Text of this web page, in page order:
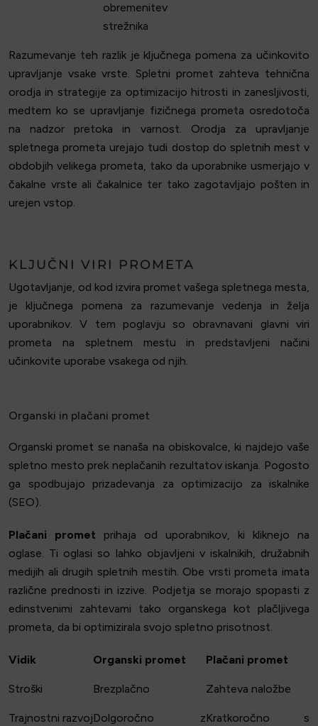
obremenitev
strežnika
Razumevanje teh razlik je ključnega pomena za učinkovito
upravljanje vsake vrste. Spletni promet zahteva tehnična
orodja in strategije za optimizacijo hitrosti in zanesljivosti,
medtem ko se upravljanje fizičnega prometa osredotoča
na nadzor pretoka in varnost. Orodja za upravljanje
spletnega prometa urejajo tudi dostop do spletnih mest v
obdobjih velikega prometa, tako da uporabnike usmerjajo v
čakalne vrste ali čakalnice ter tako zagotavljajo pošten in
urejen vstop.
KLJUČNI VIRI PROMETA
Ugotavljanje, od kod izvira promet vašega spletnega mesta,
je ključnega pomena za razumevanje vedenja in želja
uporabnikov. V tem poglavju so obravnavani glavni viri
prometa na spletnem mestu in predstavljeni načini
učinkovite uporabe vsakega od njih.
Organski in plačani promet
Organski promet se nanaša na obiskovalce, ki najdejo vaše
spletno mesto prek neplačanih rezultatov iskanja. Pogosto
ga spodbujajo prizadevanja za optimizacijo za iskalnike
(SEO).
Plačani promet prihaja od uporabnikov, ki kliknejo na
oglase. Ti oglasi so lahko objavljeni v iskalnikih, družabnih
medijih ali drugih spletnih mestih. Obe vrsti prometa imata
različne prednosti in izzive. Podjetja se morajo spopasti z
edinstvenimi zahtevami tako organskega kot plačljivega
prometa, da bi optimizirala svojo spletno prisotnost.
Vidik Organski promet Plačani promet
Stroški Brezplačno Zahteva naložbe
Trajnostni razvojDolgoročno zKratkoročno s